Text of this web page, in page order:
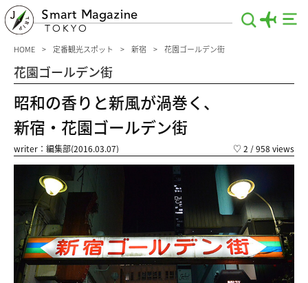
Smart Magazine
TOKYO
HOME 定番観光スポット 新宿 花園ゴールデン街
花園ゴールデン街
昭和の香りと新風が渦巻く、
新宿・花園ゴールデン街
writer：編集部(2016.03.07) ♡ 2 / 958 views